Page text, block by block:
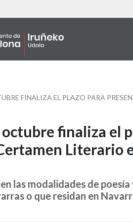
FINALIZA EL PLAZO PARA
octubre finaliza el
Literario
las modalidades de
o que residan en